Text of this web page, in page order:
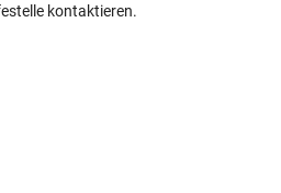
kontaktieren.